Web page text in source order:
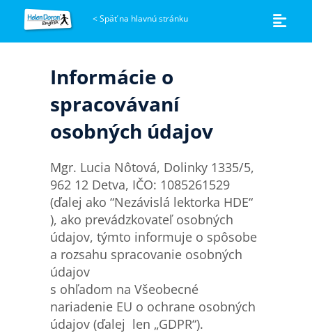
<Späť na hlavnú stránku
Informácie o
spracovávaní
osobných údajov
Mgr. Lucia Nôtová, Dolinky 1335/5,
962 12 Detva, IČO: 1085261529
(ďalej ako “Nezávislá lektorka HDE“
), ako prevádzkovateľ osobných
údajov, týmto informuje o spôsobe
a rozsahu spracovanie osobných
údajov
s ohľadom na Všeobecné
nariadenie EU o ochrane osobných
údajov (ďalej len „GDPR“).